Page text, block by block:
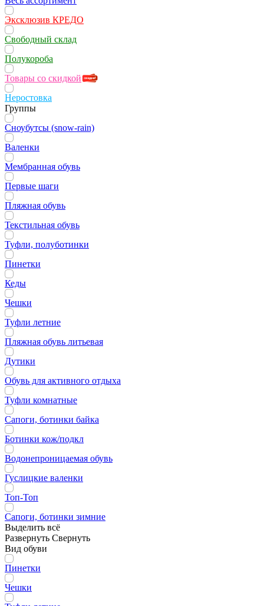
Эксклюзив КРЕДО
Свободный склад
Полукороба
Товары со скидкой
Неростовка
Группы
Сноубутсы (snow-rain)
Валенки
Мембранная обувь
Первые шаги
Пляжная обувь
Текстильная обувь
Туфли, полуботинки
Пинетки
Кеды
Чешки
Туфли летние
Пляжная обувь литьевая
Дутики
Обувь для активного отдыха
Туфли комнатные
Сапоги, ботинки байка
Ботинки кож/подкл
Водонепроницаемая обувь
Гуслицкие валенки
Топ-Топ
Сапоги, ботинки зимние
Выделить всё
Развернуть Свернуть
Вид обуви
Пинетки
Чешки